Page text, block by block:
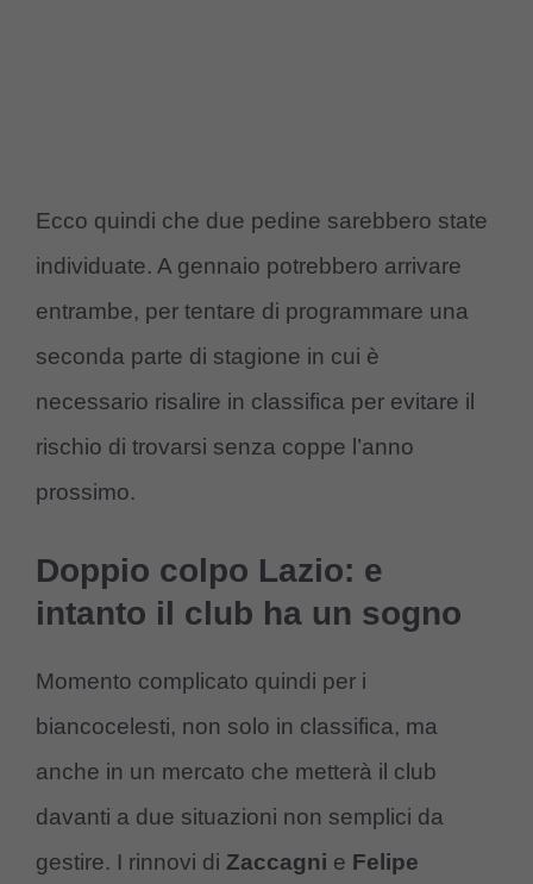
Ecco quindi che due pedine sarebbero state
individuate. A gennaio potrebbero arrivare
entrambe, per tentare di programmare una
seconda parte di stagione in cui è
necessario risalire in classifica per evitare il
rischio di trovarsi senza coppe l’anno
prossimo.
Doppio colpo Lazio: e
intanto il club ha un sogno
Momento complicato quindi per i
biancocelesti, non solo in classifica, ma
anche in un mercato che metterà il club
davanti a due situazioni non semplici da
gestire. I rinnovi di Zaccagni e Felipe